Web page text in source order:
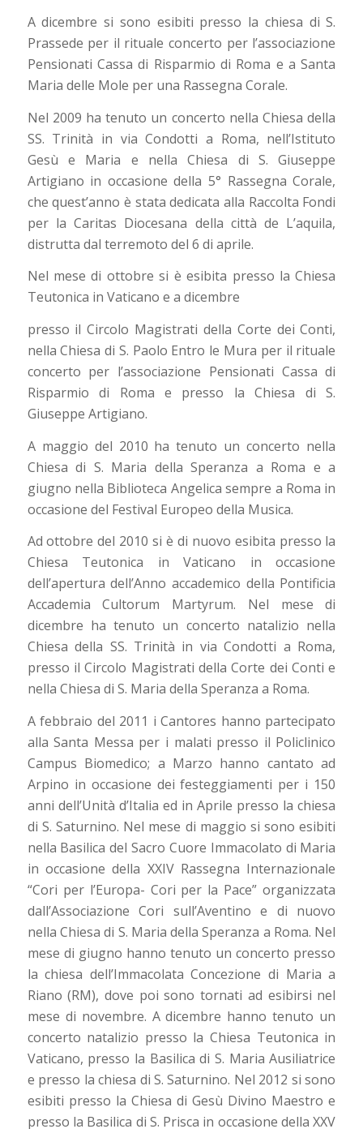
A dicembre si sono esibiti presso la chiesa di S.
Prassede per il rituale concerto per l’associazione
Pensionati Cassa di Risparmio di Roma e a Santa
Maria delle Mole per una Rassegna Corale.
Nel 2009 ha tenuto un concerto nella Chiesa della
SS. Trinità in via Condotti a Roma, nell’Istituto
Gesù e Maria e nella Chiesa di S. Giuseppe
Artigiano in occasione della 5° Rassegna Corale,
che quest’anno è stata dedicata alla Raccolta Fondi
per la Caritas Diocesana della città de L’aquila,
distrutta dal terremoto del 6 di aprile.
Nel mese di ottobre si è esibita presso la Chiesa
Teutonica in Vaticano e a dicembre
presso il Circolo Magistrati della Corte dei Conti,
nella Chiesa di S. Paolo Entro le Mura per il rituale
concerto per l’associazione Pensionati Cassa di
Risparmio di Roma e presso la Chiesa di S.
Giuseppe Artigiano.
A maggio del 2010 ha tenuto un concerto nella
Chiesa di S. Maria della Speranza a Roma e a
giugno nella Biblioteca Angelica sempre a Roma in
occasione del Festival Europeo della Musica.
Ad ottobre del 2010 si è di nuovo esibita presso la
Chiesa Teutonica in Vaticano in occasione
dell’apertura dell’Anno accademico della Pontificia
Accademia Cultorum Martyrum. Nel mese di
dicembre ha tenuto un concerto natalizio nella
Chiesa della SS. Trinità in via Condotti a Roma,
presso il Circolo Magistrati della Corte dei Conti e
nella Chiesa di S. Maria della Speranza a Roma.
A febbraio del 2011 i Cantores hanno partecipato
alla Santa Messa per i malati presso il Policlinico
Campus Biomedico; a Marzo hanno cantato ad
Arpino in occasione dei festeggiamenti per i 150
anni dell’Unità d’Italia ed in Aprile presso la chiesa
di S. Saturnino. Nel mese di maggio si sono esibiti
nella Basilica del Sacro Cuore Immacolato di Maria
in occasione della XXIV Rassegna Internazionale
“Cori per l’Europa- Cori per la Pace” organizzata
dall’Associazione Cori sull’Aventino e di nuovo
nella Chiesa di S. Maria della Speranza a Roma. Nel
mese di giugno hanno tenuto un concerto presso
la chiesa dell’Immacolata Concezione di Maria a
Riano (RM), dove poi sono tornati ad esibirsi nel
mese di novembre. A dicembre hanno tenuto un
concerto natalizio presso la Chiesa Teutonica in
Vaticano, presso la Basilica di S. Maria Ausiliatrice
e presso la chiesa di S. Saturnino. Nel 2012 si sono
esibiti presso la Chiesa di Gesù Divino Maestro e
presso la Basilica di S. Prisca in occasione della XXV